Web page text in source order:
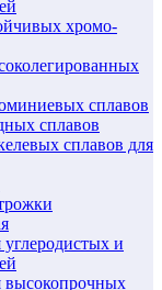
хромо-
сплавов
сплавов
сплавов для
и
высокопрочных